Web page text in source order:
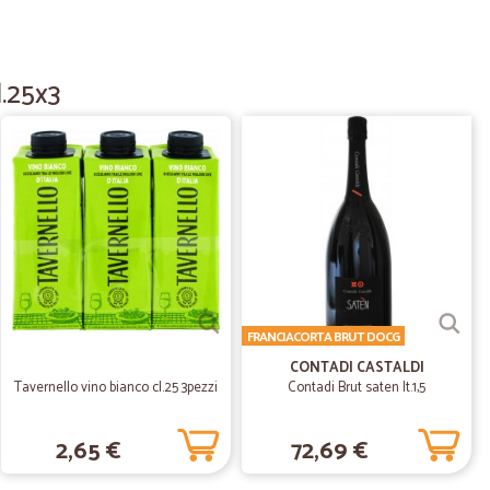
ottimi
27/06/2020
prodotti ottimi
07/03/2020
Tavernello vino bianco cl.25 3pezzi
2,65 €
CONTADI CASTALDI
Contadi Brut saten lt.1,5
FRANCIACORTA BRUT DOCG
72,69 €